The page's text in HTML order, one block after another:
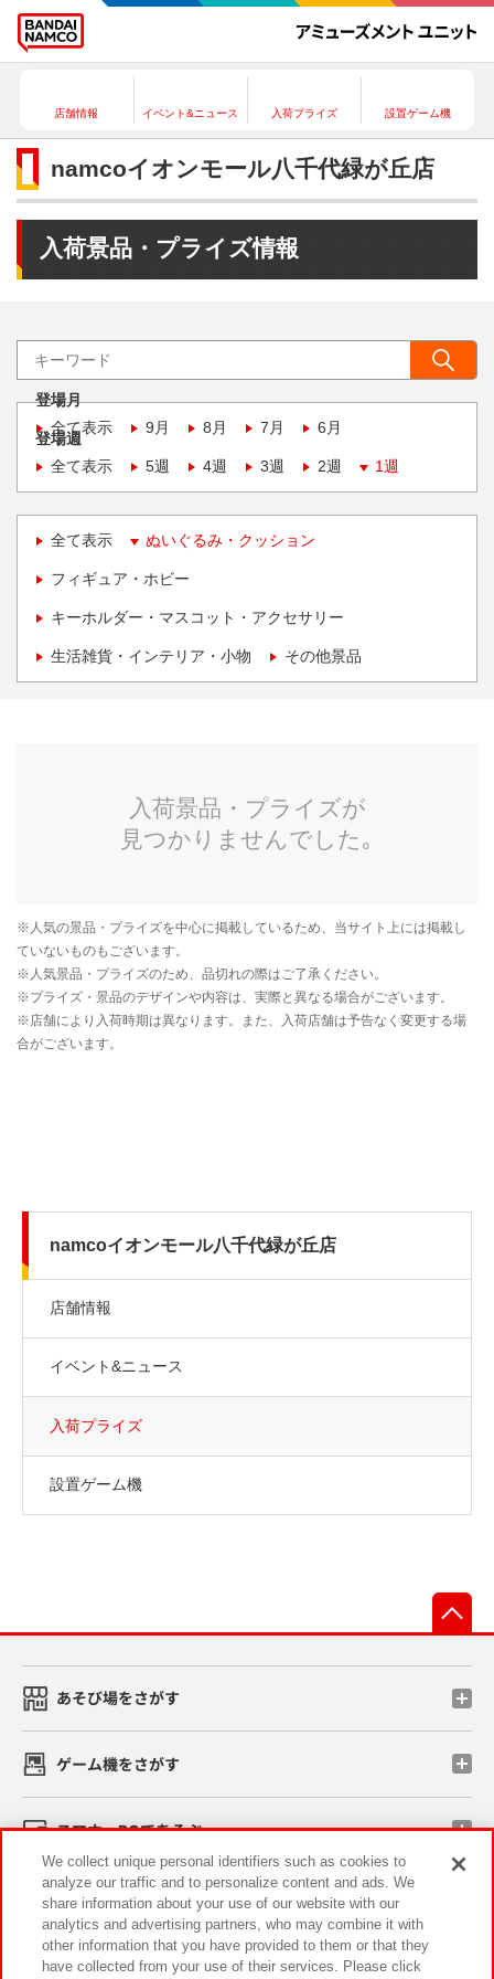
店舗情報 イベント&ニュース 入荷プライズ 設置ゲーム機
namcoイオンモール八千代緑が丘店
入荷景品・プライズ情報
登場月
全て表示
9月 8月 7月 6月
登場週
全て表示
5週 4週 3週 2週 1週
全て表示 ぬいぐるみ・クッション
フィギュア・ホビー
キーホルダー・マスコット・アクセサリー
生活雑貨・インテリア・小物 その他景品
namcoイオンモール八千代緑が丘店
店舗情報
イベント&ニュース
入荷プライズ
設置ゲーム機
あそび場をさがす
ゲーム機をさがす
スマホ・PCであそぶ
イベント・キャンペーン
We collect unique personal identifiers such as cookies to
analyze our traffic and to personalize content and ads. We
share information about your use of our website with our
analytics and advertising partners, who may combine it with
other information that you have provided to them or that they
have collected from your use of their services. Please click